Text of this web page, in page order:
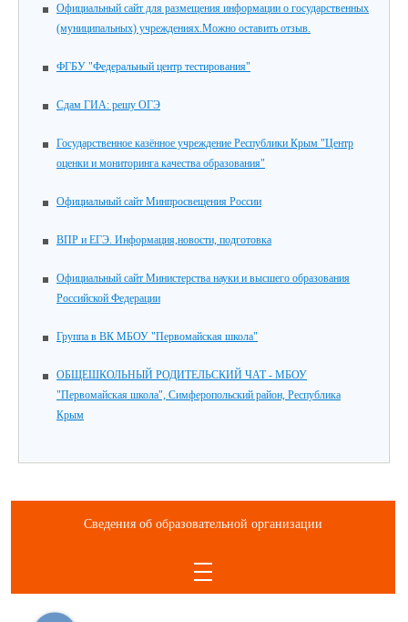
Официальный сайт для размещения информации о государственных
(муниципальных) учреждениях.Можно оставить отзыв.
ФГБУ "Федеральный центр тестирования"
Сдам ГИА: решу ОГЭ
Государственное казённое учреждение Республики Крым "Центр
оценки и мониторинга качества образования"
Официальный сайт Минпросвещения России
ВПР и ЕГЭ. Информация,новости, подготовка
Официальный сайт Министерства науки и высшего образования
Российской Федерации
Группа в ВК МБОУ "Первомайская школа"
ОБЩЕШКОЛЬНЫЙ РОДИТЕЛЬСКИЙ ЧАТ - МБОУ
"Первомайская школа", Симферопольский район, Республика
Крым
Сведения об образовательной организации